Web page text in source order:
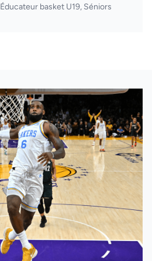
Éducateur basket U19, Séniors